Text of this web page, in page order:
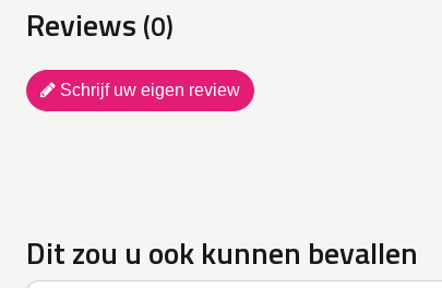
Reviews (0)
Schrijf uw eigen review
Dit zou u ook kunnen bevallen